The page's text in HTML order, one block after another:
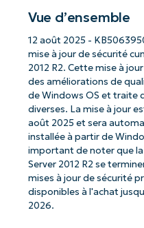
Vue d’ensemble
12 août 2025 -
mise à jour de sécurité
2012 R2. Cette mise à
des améliorations de
de Windows OS et traite
diverses. La mise à jour
août 2025 et sera
installée à partir de
important de noter que
Server 2012 R2 se
mises à jour de sécurité
disponibles à l'achat
2026.